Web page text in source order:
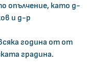
опълчение, като д-
и д-р
година от от
градина.